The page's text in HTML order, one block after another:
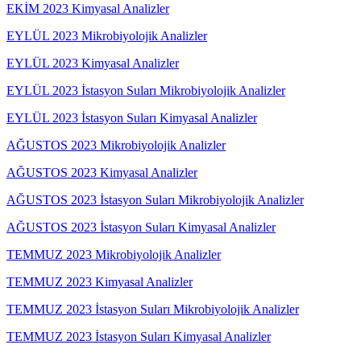
EKİM 2023 Kimyasal Analizler
EYLÜL 2023 Mikrobiyolojik Analizler
EYLÜL 2023 Kimyasal Analizler
EYLÜL 2023 İstasyon Suları Mikrobiyolojik Analizler
EYLÜL 2023 İstasyon Suları Kimyasal Analizler
AĞUSTOS 2023 Mikrobiyolojik Analizler
AĞUSTOS 2023 Kimyasal Analizler
AĞUSTOS 2023 İstasyon Suları Mikrobiyolojik Analizler
AĞUSTOS 2023 İstasyon Suları Kimyasal Analizler
TEMMUZ 2023 Mikrobiyolojik Analizler
TEMMUZ 2023 Kimyasal Analizler
TEMMUZ 2023 İstasyon Suları Mikrobiyolojik Analizler
TEMMUZ 2023 İstasyon Suları Kimyasal Analizler